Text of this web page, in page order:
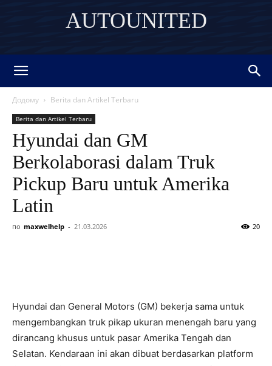
AUTOUNITED
Додому Berita dan Artikel Terbaru
Berita dan Artikel Terbaru
Hyundai dan GM
Berkolaborasi dalam Truk
Pickup Baru untuk Amerika
Latin
по maxwelhelp - 21.03.2026 20
Hyundai dan General Motors (GM) bekerja sama untuk
mengembangkan truk pikap ukuran menengah baru yang
dirancang khusus untuk pasar Amerika Tengah dan
Selatan. Kendaraan ini akan dibuat berdasarkan platform